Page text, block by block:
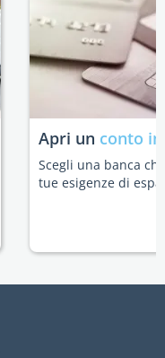
Apri un conto
Scegli una banca
tue esigenze di